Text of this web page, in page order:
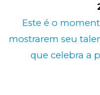
Este é o
mostrarem seu
que celebra a